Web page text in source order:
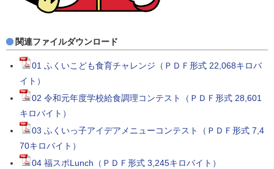
関連ファイルダウンロード
01 ふくいこども食育チャレンジ（ＰＤＦ形式 22,068キロバ
イト）
02 令和元年度学校給食調理コンテスト（ＰＤＦ形式 28,601
キロバイト）
03 ふくいっ子アイデアメニューコンテスト（ＰＤＦ形式 7,4
70キロバイト）
04 福スポLunch（ＰＤＦ形式 3,245キロバイト）